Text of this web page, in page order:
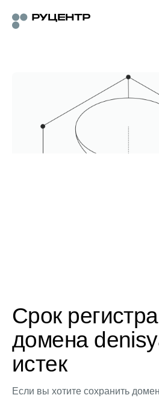
Срок
домена
истек
Если вы хотите сохранить